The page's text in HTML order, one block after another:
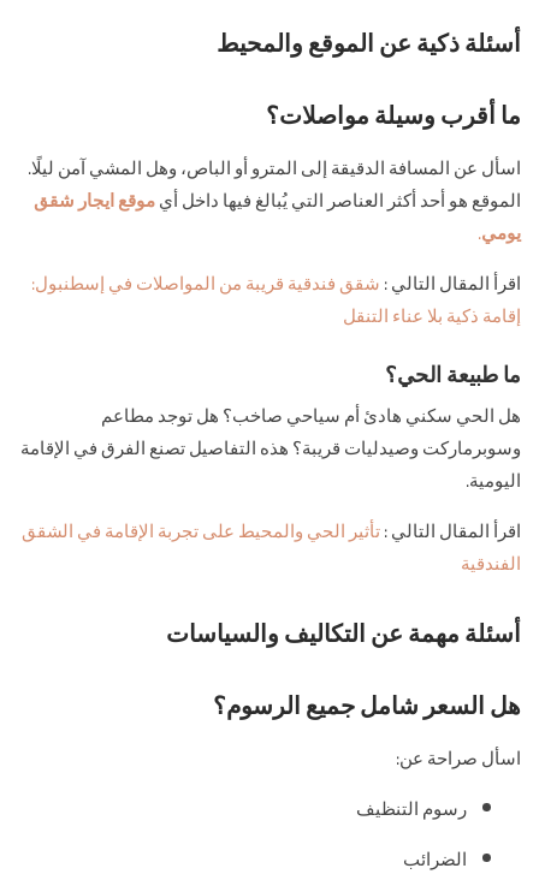
أسئلة ذكية عن الموقع والمحيط
ما أقرب وسيلة مواصلات؟
اسأل عن المسافة الدقيقة إلى المترو أو الباص، وهل المشي آمن ليلًا.
الموقع هو أحد أكثر العناصر التي يُبالغ فيها داخل أيموقع ايجار شقق
يومي.
اقرأ المقال التالي :شقق فندقية قريبة من المواصلات في إسطنبول:
إقامة ذكية بلا عناء التنقل
ما طبيعة الحي؟
هل الحي سكني هادئ أم سياحي صاخب؟ هل توجد مطاعم
وسوبرماركت وصيدليات قريبة؟ هذه التفاصيل تصنع الفرق في الإقامة
اليومية.
اقرأ المقال التالي :تأثير الحي والمحيط على تجربة الإقامة في الشقق
الفندقية
أسئلة مهمة عن التكاليف والسياسات
هل السعر شامل جميع الرسوم؟
اسأل صراحة عن:
رسوم التنظيف
الضرائب